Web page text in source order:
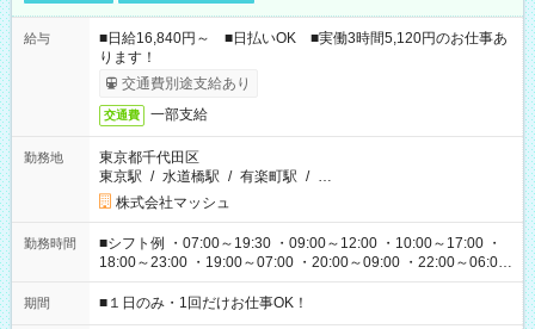
給与
■日給16,840円～ ■日払いOK ■実働3時間5,120円のお仕事あ
ります！
交通費別途支給あり
交通費 一部支給
勤務地
東京都千代田区
東京駅 / 水道橋駅 / 有楽町駅 / …
株式会社マッシュ
勤務時間
■シフト例 ・07:00～19:30 ・09:00～12:00 ・10:00～17:00 ・
18:00～23:00 ・19:00～07:00 ・20:00～09:00 ・22:00～06:00
etc ★最短で3時間で5,120円のお仕事から 15時間で2万円近く稼
げるお仕事も！ ご希望のお時間に合わせてご紹介！ ※シフトは
期間 ■１日のみ・1回だけお仕事OK！